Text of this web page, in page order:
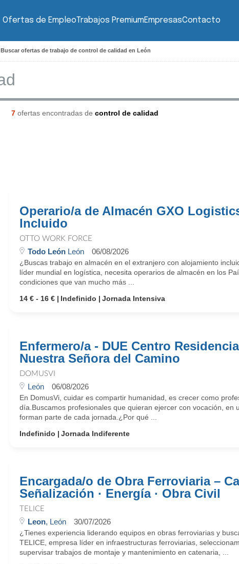
Ofertas de EmpleoTrabajos PremiumEmpresasContacto
Buscar ofertas de trabajo de control de calidad en León
7ofertas encontradas de control de calidad
Operario/a de Almacén GXO
Incluido
OTTO WORK FORCE
Todo LeónLeón 06/08/2026
¿Buscas trabajo en almacén en el extranjero con alojamiento
líder mundial en logística, necesita operarios de almacén en los
condiciones que van mucho más ...
14 € - 16 €
Indefinido Jornada Intensiva
Enfermero/a - DUE Centro
Nuestra Señora del Camino
DOMUSVI
León 06/08/2026
En DomusVi, cuidar es compartir humanidad, es crecer como
día.Buscamos profesionales que quieran ejercer con vocación,
forman parte de cada jornada.¿Por qué ...
Indefinido
Jornada Indiferente
Encargada/o de Obra Ferroviaria –
Señalización · Energía · Obra Civil
TELICE
Leon, León 30/07/2026
¿Tienes experiencia liderando equipos en obras ferroviarias y
TELICE, empresa líder en infraestructuras ferroviarias,
supervisar trabajos de montaje y mantenimiento en catenaria, ...